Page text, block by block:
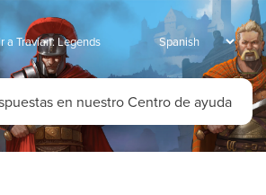
a Travian: Legends